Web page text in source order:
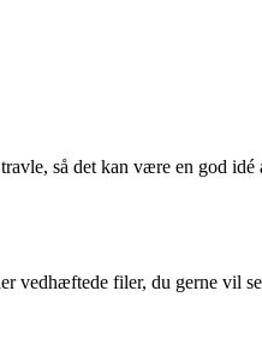
så det kan være en god idé
vedhæftede filer, du gerne vil